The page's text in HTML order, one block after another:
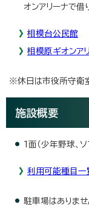
オンアリーナで借
相模台公民館
相模原ギオンア
※休日は市役所守衛
施設概要
1面（少年野球、ソ
利用可能種目一
駐車場はありませ